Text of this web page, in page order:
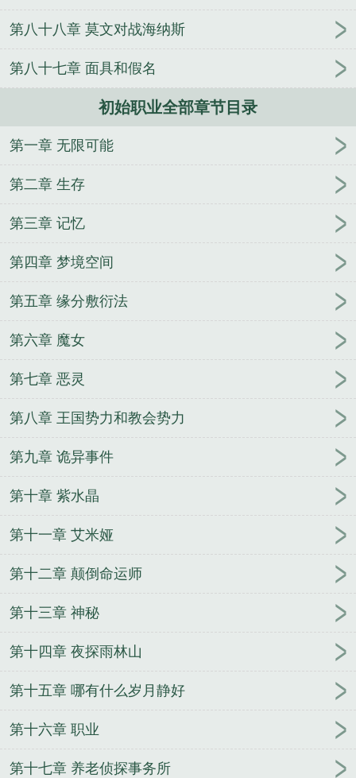
点
电竞俱乐部里被团宠的天才中单（np）
前任成了
队 和暗恋的上司同居后
宝贝来袭，抱得
电影黑科技 蝙蝠侠能有什么坏心思
天天被疯批轮奸
全民机甲，我天赋无限火
力
御刀夜 绝响之机动战队
不世
仙魁
错加高冷室友后被缠住了
第八十八章 莫文对战海纳斯
第八十七章 面具和假名
初始职业全部章节目录
第一章 无限可能
第二章 生存
第三章 记忆
第四章 梦境空间
第五章 缘分敷衍法
第六章 魔女
第七章 恶灵
第八章 王国势力和教会势力
第九章 诡异事件
第十章 紫水晶
第十一章 艾米娅
第十二章 颠倒命运师
第十三章 神秘
第十四章 夜探雨林山
第十五章 哪有什么岁月静好
第十六章 职业
第十七章 养老侦探事务所